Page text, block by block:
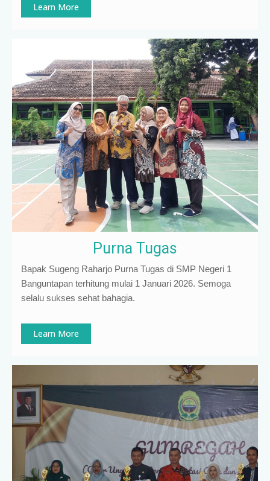
Learn More
Purna Tugas
Bapak Sugeng Raharjo Purna Tugas di SMP Negeri 1
Banguntapan terhitung mulai 1 Januari 2026. Semoga
selalu sukses sehat bahagia.
Learn More